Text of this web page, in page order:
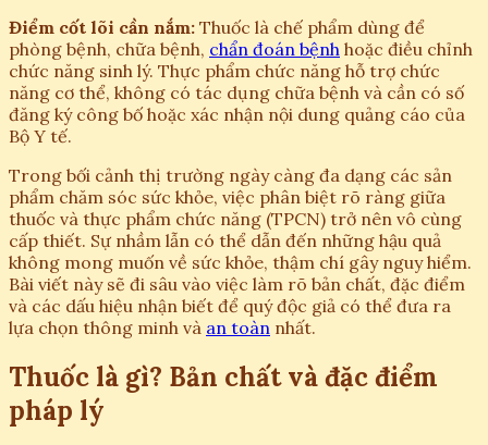
Điểm cốt lõi cần nắm: Thuốc là chế phẩm dùng để
phòng bệnh, chữa bệnh, chẩn đoán bệnh hoặc điều chỉnh
chức năng sinh lý. Thực phẩm chức năng hỗ trợ chức
năng cơ thể, không có tác dụng chữa bệnh và cần có số
đăng ký công bố hoặc xác nhận nội dung quảng cáo của
Bộ Y tế.
Trong bối cảnh thị trường ngày càng đa dạng các sản
phẩm chăm sóc sức khỏe, việc phân biệt rõ ràng giữa
thuốc và thực phẩm chức năng (TPCN) trở nên vô cùng
cấp thiết. Sự nhầm lẫn có thể dẫn đến những hậu quả
không mong muốn về sức khỏe, thậm chí gây nguy hiểm.
Bài viết này sẽ đi sâu vào việc làm rõ bản chất, đặc điểm
và các dấu hiệu nhận biết để quý độc giả có thể đưa ra
lựa chọn thông minh và an toàn nhất.
Thuốc là gì? Bản chất và đặc điểm
pháp lý